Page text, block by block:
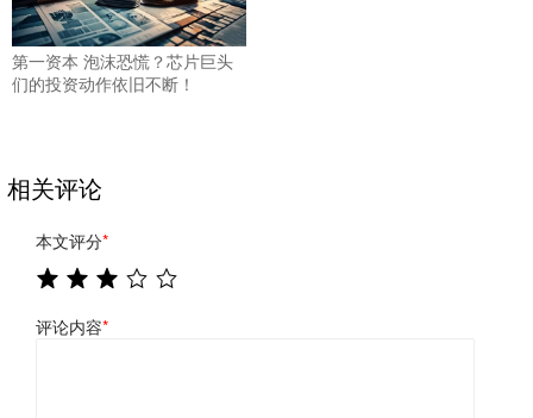
第一资本 泡沫恐慌？芯片巨头
们的投资动作依旧不断！
相关评论
本文评分*
评论内容*